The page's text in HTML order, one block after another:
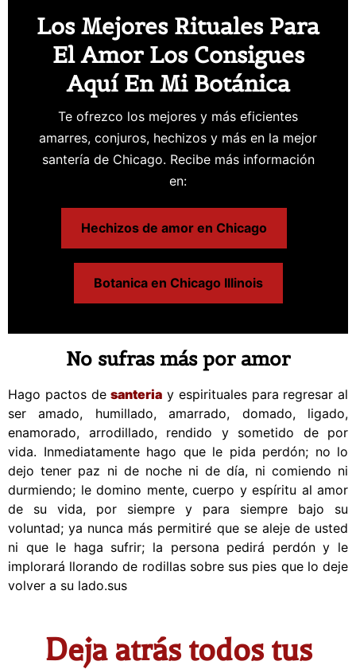
Los Mejores Rituales Para
El Amor Los Consigues
Aquí En Mi Botánica
Te ofrezco los mejores y más eficientes
amarres, conjuros, hechizos y más en la mejor
santería de Chicago. Recibe más información
en:
Hechizos de amor en Chicago
Botanica en Chicago Illinois
No sufras más por amor
Hago pactos desanteria y espirituales para regresar al
ser amado, humillado, amarrado, domado, ligado,
enamorado, arrodillado, rendido y sometido de por
vida. Inmediatamente hago que le pida perdón; no lo
dejo tener paz ni de noche ni de día, ni comiendo ni
durmiendo; le domino mente, cuerpo y espíritu al amor
de su vida, por siempre y para siempre bajo su
voluntad; ya nunca más permitiré que se aleje de usted
ni que le haga sufrir; la persona pedirá perdón y le
implorará llorando de rodillas sobre sus pies que lo deje
volver a su lado.sus
Deja atrás todos tus